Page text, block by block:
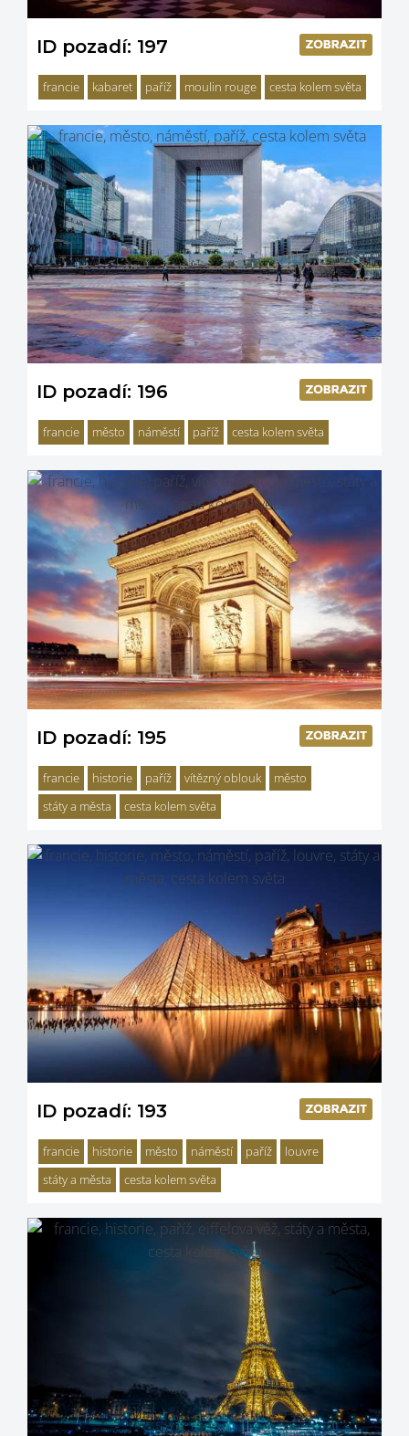
ID pozadí: 197
francie kabaret paříž moulin rouge cesta kolem světa
ID pozadí: 196
francie město náměstí paříž cesta kolem světa
ID pozadí: 195
francie historie paříž vítězný oblouk
město
státy a města
cesta kolem světa
ID pozadí: 193
francie historie město náměstí paříž
louvre
státy a města
cesta kolem světa